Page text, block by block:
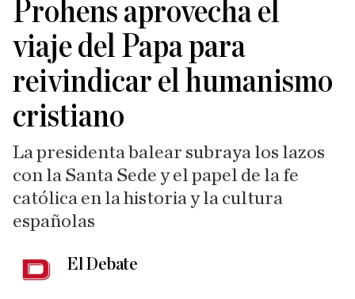
Prohens aprovecha el
viaje del Papa para
reivindicar el humanismo
cristiano
La presidenta balear subraya los lazos
con la Santa Sede y el papel de la fe
católica en la historia y la cultura
españolas
El Debate